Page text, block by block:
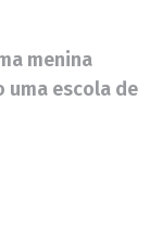
menina
uma escola de